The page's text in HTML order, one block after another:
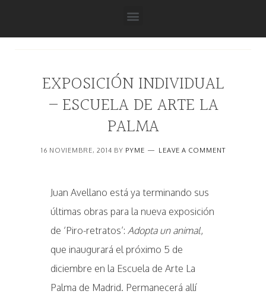
EXPOSICIÓN INDIVIDUAL
– ESCUELA DE ARTE LA
PALMA
16 NOVIEMBRE, 2014 BY PYME LEAVE A COMMENT
Juan Avellano está ya terminando sus
últimas obras para la nueva exposición
de ‘Piro-retratos’: Adopta un animal,
que inaugurará el próximo 5 de
diciembre en la Escuela de Arte La
Palma de Madrid. Permanecerá allí